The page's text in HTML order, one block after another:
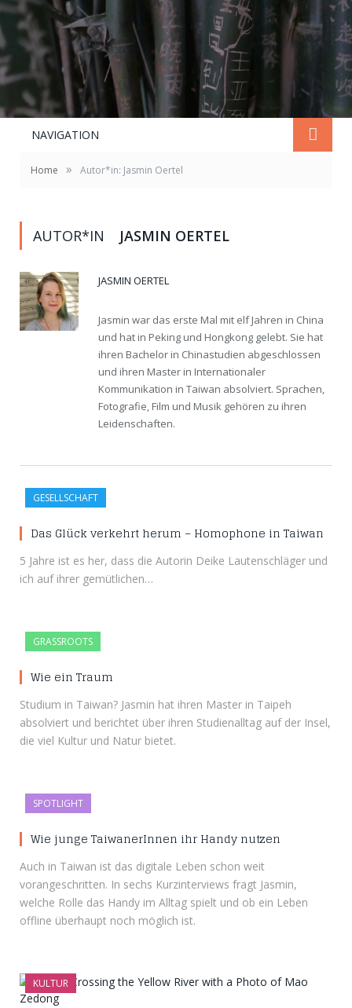
NAVIGATION
Home » Autor*in: Jasmin Oertel
AUTOR*IN JASMIN OERTEL
JASMIN OERTEL
Jasmin war das erste Mal mit elf Jahren in China
und hat in Peking und Hongkong gelebt. Sie hat
ihren Bachelor in Chinastudien abgeschlossen
und ihren Master in Internationaler
Kommunikation in Taiwan absolviert. Sprachen,
Fotografie, Film und Musik gehören zu ihren
Leidenschaften.
GESELLSCHAFT
Das Glück verkehrt herum – Homophone in Taiwan
5 Jahre ist es her, dass die Autorin Deike Lautenschläger und
ich auf ihrer gemütlichen…
GRASSROOTS
Wie ein Traum
Studium in Taiwan? Jasmin hat ihren Master in Taipeh
absolviert und berichtet über ihren Studienalltag auf der Insel,
die viel Kultur und Natur bietet.
SPOTLIGHT
Wie junge TaiwanerInnen ihr Handy nutzen
Auch in Taiwan ist das digitale Leben schon weit
vorangeschritten. In sechs Kurzinterviews fragt Jasmin,
welche Rolle das Handy im Alltag spielt und ob ein Leben
offline überhaupt noch möglich ist.
KULTUR